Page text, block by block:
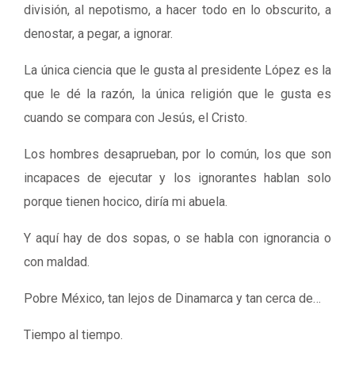
división, al nepotismo, a hacer todo en lo obscurito, a
denostar, a pegar, a ignorar.
La única ciencia que le gusta al presidente López es la
que le dé la razón, la única religión que le gusta es
cuando se compara con Jesús, el Cristo.
Los hombres desaprueban, por lo común, los que son
incapaces de ejecutar y los ignorantes hablan solo
porque tienen hocico, diría mi abuela.
Y aquí hay de dos sopas, o se habla con ignorancia o
con maldad.
Pobre México, tan lejos de Dinamarca y tan cerca de…
Tiempo al tiempo.